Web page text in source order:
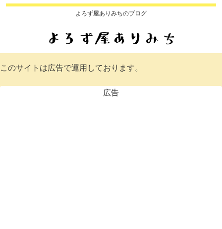
よろず屋ありみちのブログ
このサイトは広告で運用しております。
広告